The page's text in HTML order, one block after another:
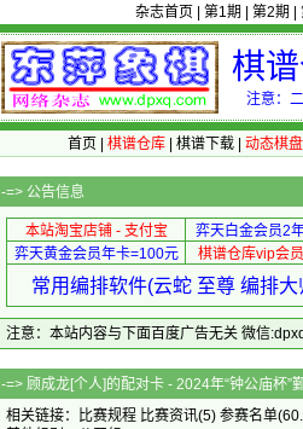
杂志首页 第1期 第2期
棋
注意：
首页 棋谱仓库| 棋谱下载| 动态棋盘
-=> 公告信息
本站淘宝店铺 - 支付宝 弈天白金会员2
弈天黄金会员年卡=100元
棋谱仓库vip会
常用编排软件(云蛇 至尊 编排
注意：本站内容与下面百度广告无关 微信
-=> 顾成龙[个人]的配对卡 - 2024年“钟
相关链接：
比赛规程 比赛资讯(5) 参赛名单